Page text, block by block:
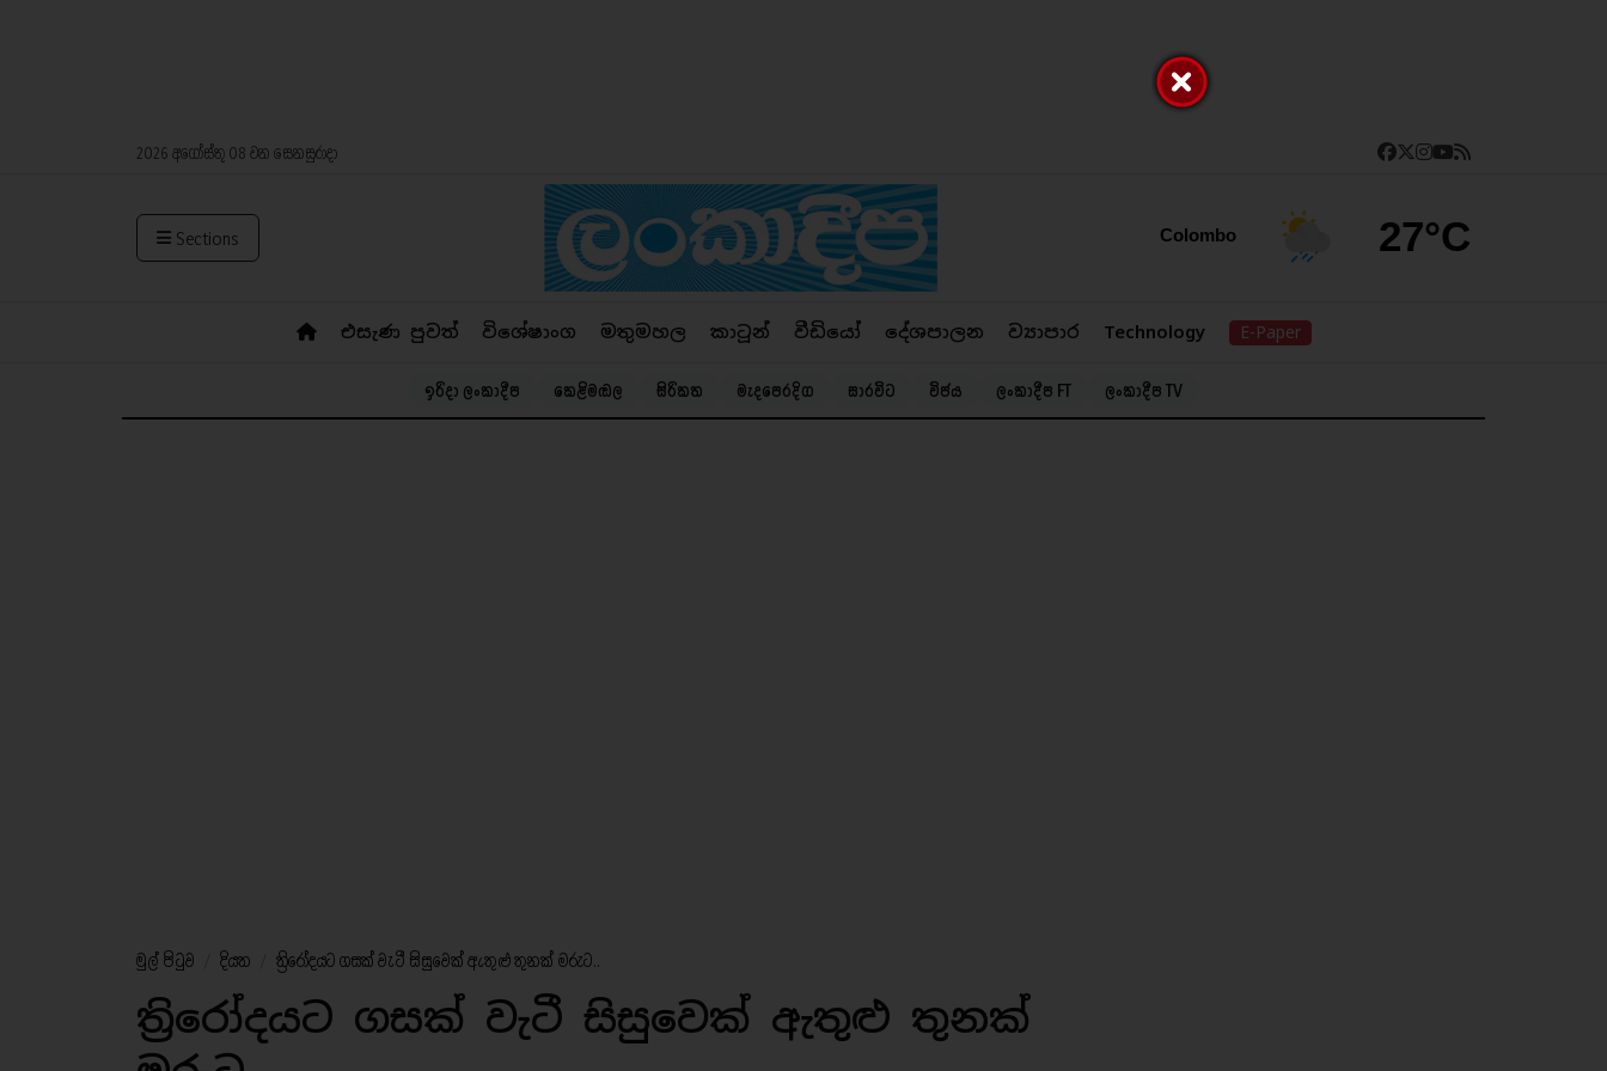
2026 අගෝස්තු 08 වන සෙනසුරාදා
Sections Colombo 27°C
එසැණ පුවත් විශේෂාංග මතුමහල කාටූන් වීඩියෝ දේශපාලන ව්‍යාපාර Technology E-Paper
ඉරිදා ලංකාදීප කෙළිමඬල සිරිකත මැදපෙරදිග සාරවිට විජය ලංකාදීප FT ලංකාදීප TV
මුල් පිටුව දියත ත්‍රිරෝදයට ගසක් වැටී සිසුවෙක් ඇතුළු තුනක් මරුට..
ත්‍රිරෝදයට ගසක් වැටී සිසුවෙක් ඇතුළු තුනක්